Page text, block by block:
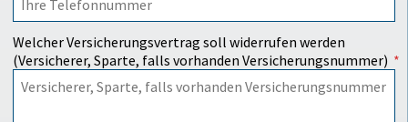
Welcher Versicherungsvertrag soll widerrufen werden
(Versicherer, Sparte, falls vorhanden Versicherungsnummer)